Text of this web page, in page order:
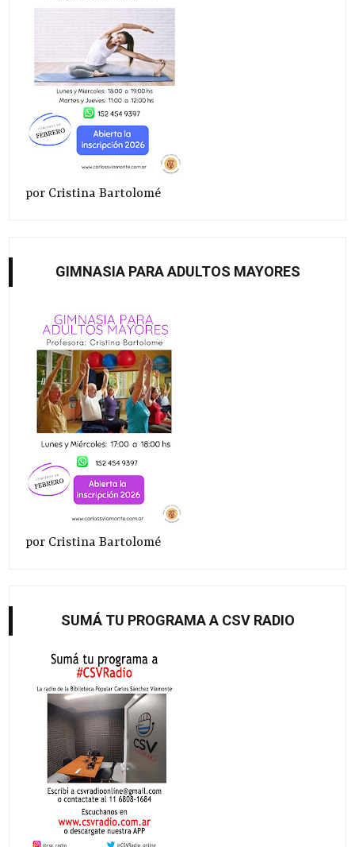
por Cristina Bartolomé
GIMNASIA PARA ADULTOS MAYORES
por Cristina Bartolomé
SUMÁ TU PROGRAMA A CSV RADIO